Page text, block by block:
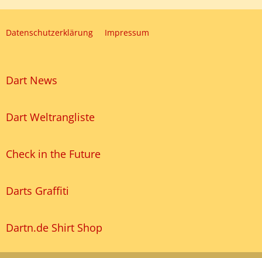
Datenschutzerklärung Impressum
Dart News
Dart Weltrangliste
Check in the Future
Darts Graffiti
Dartn.de Shirt Shop